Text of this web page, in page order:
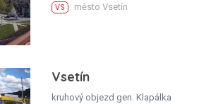
VS město Vsetín
Vsetín
kruhový objezd gen. Klapálka